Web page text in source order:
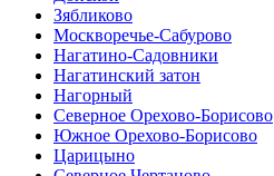
Зябликово
Москворечье-Сабурово
Нагатино-Садовники
Нагатинский затон
Нагорный
Северное Орехово-Борисово
Южное Орехово-Борисово
Царицыно